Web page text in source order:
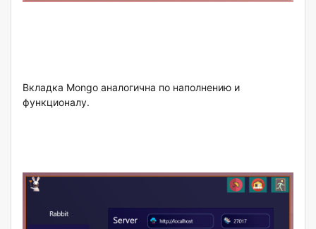
Вкладка Mongo аналогична по наполнению и
функционалу.